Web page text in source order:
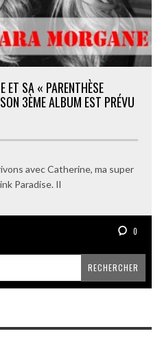
ET SA « PARENTHÈSE
3ÈME ALBUM EST PRÉVU
avec Catherine, ma super
Paradise. Il
0